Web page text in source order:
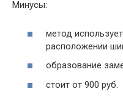
Минусы:
метод
расположении
образование
стоит от 900 руб.